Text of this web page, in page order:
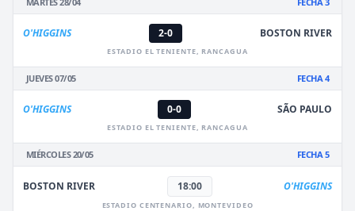
O'HIGGINS 2-0 BOSTON RIVER
ESTADIO EL TENIENTE, RANCAGUA
JUEVES 07/05 FECHA 4
O'HIGGINS 0-0 SÃO PAULO
ESTADIO EL TENIENTE, RANCAGUA
MIÉRCOLES 20/05 FECHA 5
BOSTON RIVER 18:00 O'HIGGINS
ESTADIO CENTENARIO, MONTEVIDEO